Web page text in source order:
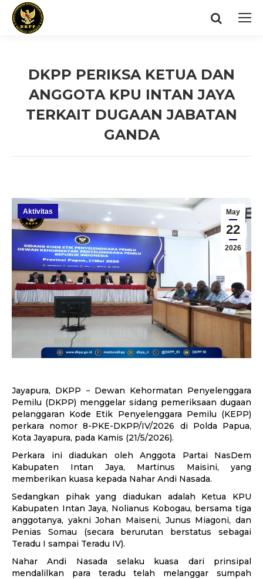
Search:
DKPP PERIKSA KETUA DAN
ANGGOTA KPU INTAN JAYA
TERKAIT DUGAAN JABATAN
GANDA
May
22
2026
Aktivitas
Jayapura, DKPP − Dewan Kehormatan Penyelenggara
Pemilu (DKPP) menggelar sidang pemeriksaan dugaan
pelanggaran Kode Etik Penyelenggara Pemilu (KEPP)
perkara nomor 8-PKE-DKPP/IV/2026 di Polda Papua,
Kota Jayapura, pada Kamis (21/5/2026).
Perkara ini diadukan oleh Anggota Partai NasDem
Kabupaten Intan Jaya, Martinus Maisini, yang
memberikan kuasa kepada Nahar Andi Nasada.
Sedangkan pihak yang diadukan adalah Ketua KPU
Kabupaten Intan Jaya, Nolianus Kobogau, bersama tiga
anggotanya, yakni Johan Maiseni, Junus Miagoni, dan
Penias Somau (secara berurutan berstatus sebagai
Teradu I sampai Teradu IV).
Nahar Andi Nasada selaku kuasa dari prinsipal
mendalilkan para teradu telah melanggar sumpah